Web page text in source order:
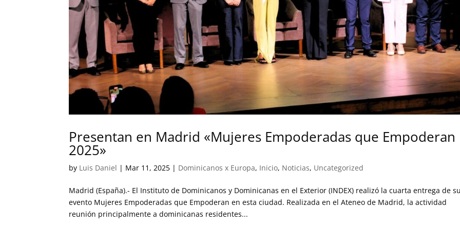
Presentan en Madrid «Mujeres Empoderadas que Empoderan
2025»
by Luis Daniel | Mar 11, 2025 | Dominicanos x Europa, Inicio, Noticias, Uncategorized
Madrid (España).- El Instituto de Dominicanos y Dominicanas en el Exterior (INDEX) realizó la cuarta entrega de
evento Mujeres Empoderadas que Empoderan en esta ciudad. Realizada en el Ateneo de Madrid, la actividad
reunión principalmente a dominicanas residentes...